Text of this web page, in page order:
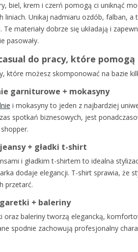
biel, krem i czerń pomogą ci uniknąć
liniach. Unikaj nadmiaru ozdób, falban,
Te materiały dobrze się układają i
pasowały.
do pracy, które
które możesz skomponować na bazie
garniturowe + mokasyny
i mokasyny to jeden z najbardziej
spotkań biznesowych, jest
+ gładki t-shirt
i gładkim t-shirtem to idealna
dodaje elegancji. T-shirt sprawia, że
przetarć.
+ baleriny
oraz baleriny tworzą elegancką,
spodnie zachowują profesjonalny